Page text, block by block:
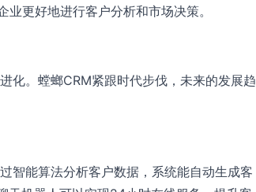
更好地进行客户分析和市场决策。
化。螳螂CRM紧跟时代步伐，未来的发展趋
智能算法分析客户数据，系统能自动生成客